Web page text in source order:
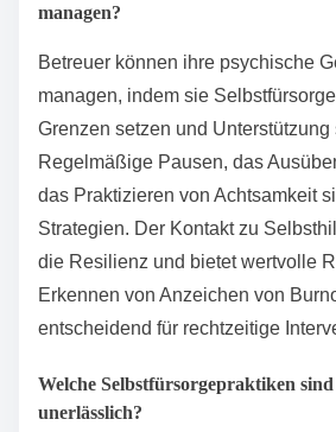
managen?
Betreuer können ihre psychische
managen, indem sie
Grenzen setzen und Unterstützung
Regelmäßige Pausen, das
das Praktizieren von Achtsamkeit
Strategien. Der Kontakt zu
die Resilienz und bietet wertvolle
Erkennen von Anzeichen von
entscheidend für rechtzeitige
Welche Selbstfürsorgepraktiken
unerlässlich?